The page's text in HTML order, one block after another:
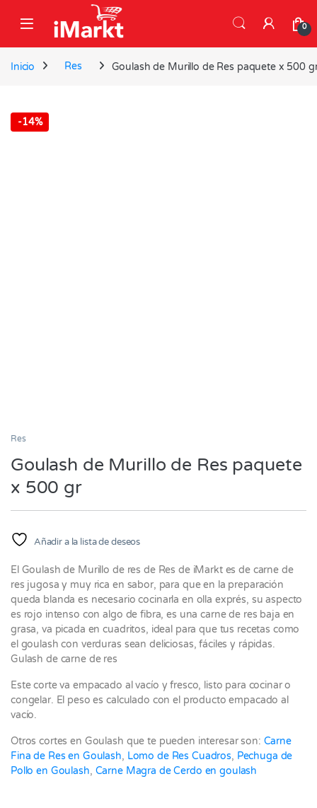
0
Inicio Res Goulash de Murillo de Res paquete x 500
-14%
Res
Goulash de Murillo de Res paquete
x 500 gr
Añadir a la lista de deseos
El Goulash de Murillo de res de Res de iMarkt es de carne de
res jugosa y muy rica en sabor, para que en la preparación
queda blanda es necesario cocinarla en olla exprés, su aspecto
es rojo intenso con algo de fibra, es una carne de res baja en
grasa, va picada en cuadritos, ideal para que tus recetas como
el goulash con verduras sean deliciosas, fáciles y rápidas.
Gulash de carne de res
Este corte va empacado al vacío y fresco, listo para cocinar o
congelar. El peso es calculado con el producto empacado al
vacío.
Otros cortes en Goulash que te pueden interesar son: Carne
Fina de Res en Goulash, Lomo de Res Cuadros, Pechuga de
Pollo en Goulash, Carne Magra de Cerdo en goulash